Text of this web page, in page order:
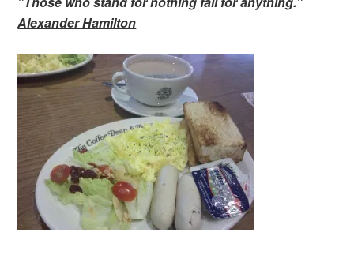
Alexander Hamilton